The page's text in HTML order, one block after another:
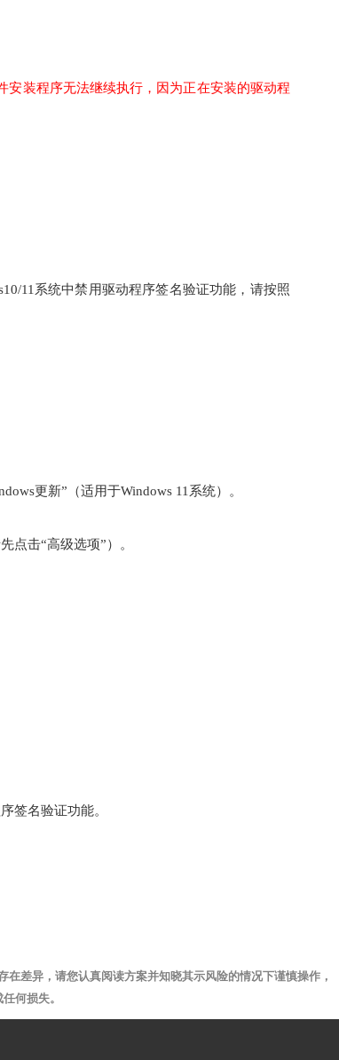
安装程序无法继续执行，因为正在安装的驱动程
11系统中禁用驱动程序签名验证功能，请按照
更新”（适用于Windows 11系统）。
点击“高级选项”）。
签名验证功能。
差异，请您认真阅读方案并知晓其示风险的情况下谨慎操作，
何损失。